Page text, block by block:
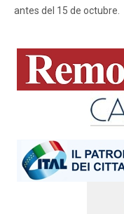
antes del 15 de octubre.